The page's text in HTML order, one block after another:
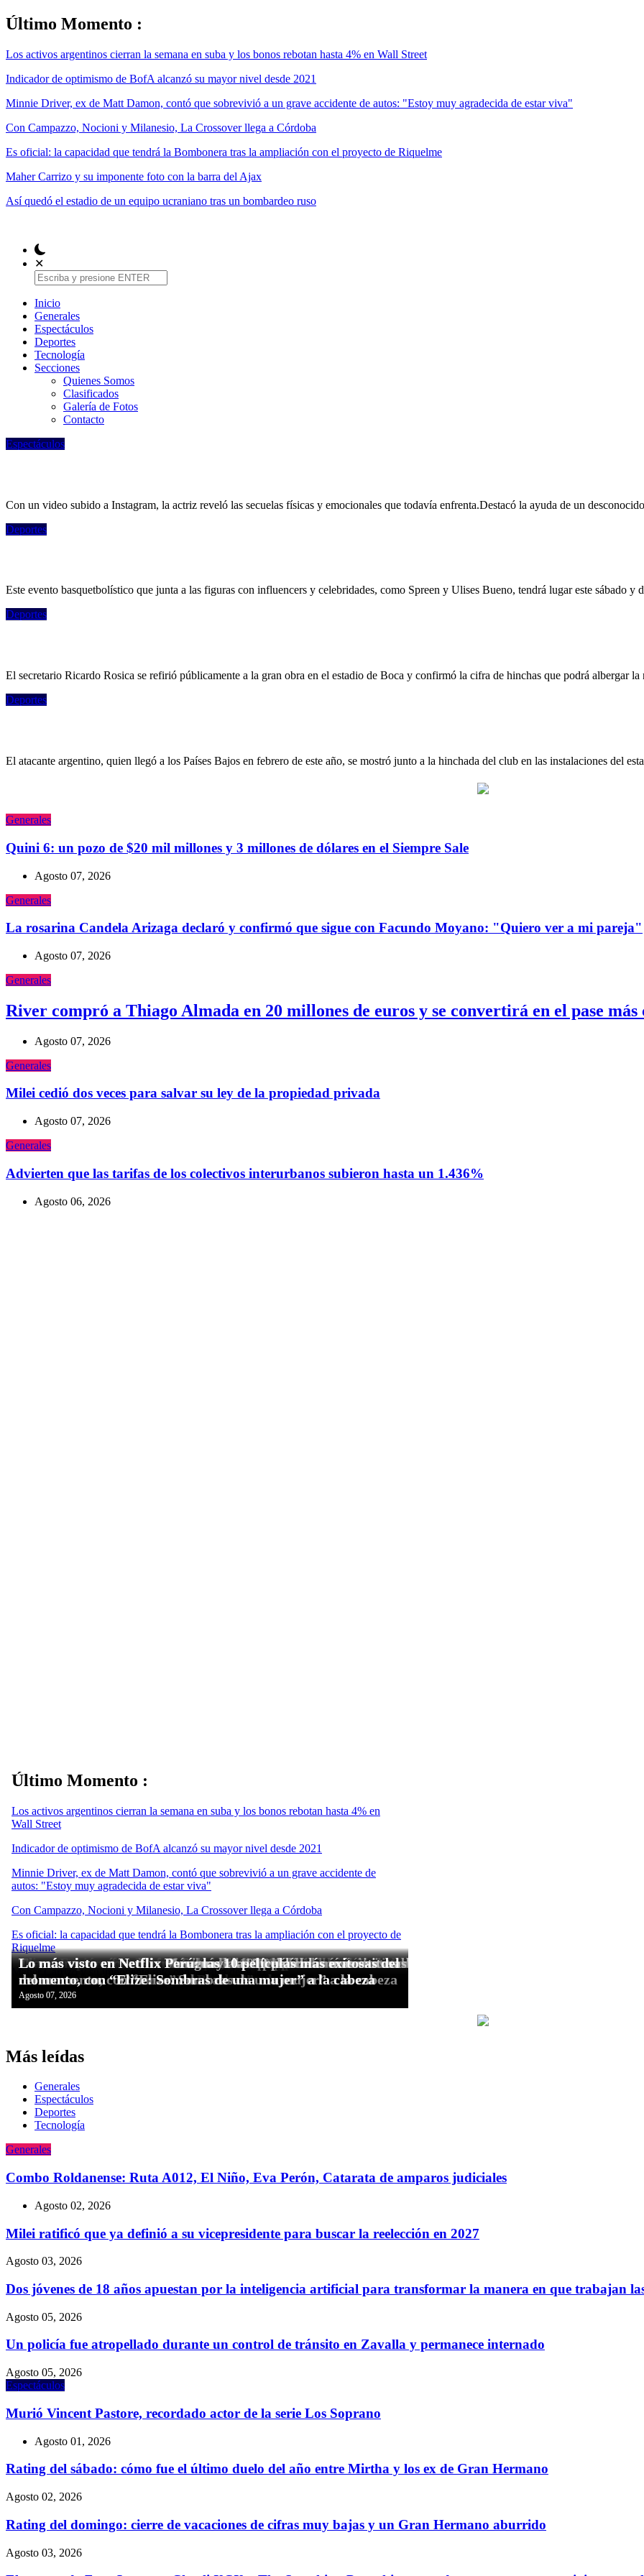
Último Momento :
Los activos argentinos cierran la semana en suba y los bonos rebotan hasta 4% en Wall Street
Indicador de optimismo de BofA alcanzó su mayor nivel desde 2021
Minnie Driver, ex de Matt Damon, contó que sobrevivió a un grave accidente de autos: "Estoy muy agradecida de estar viva"
Con Campazzo, Nocioni y Milanesio, La Crossover llega a Córdoba
Es oficial: la capacidad que tendrá la Bombonera tras la ampliación con el proyecto de Riquelme
Maher Carrizo y su imponente foto con la barra del Ajax
Así quedó el estadio de un equipo ucraniano tras un bombardeo ruso
✕
Inicio
Generales
Espectáculos
Deportes
Tecnologí­a
Secciones
Quienes Somos
Clasificados
Galería de Fotos
Contacto
Espectáculos
Con un video subido a Instagram, la actriz reveló las secuelas físicas y emocionales que todavía enfrenta.Destacó la ayuda de un
Deportes
Este evento basquetbolístico que junta a las figuras con influencers y celebridades, como Spreen y Ulises Bueno, tendrá lugar este sábado
Deportes
El secretario Ricardo Rosica se refirió públicamente a la gran obra en el estadio de Boca y confirmó la cifra de hinchas que podrá albergar la
Deportes
El atacante argentino, quien llegó a los Países Bajos en febrero de este año, se mostró junto a la hinchada del club en las instalaciones del
Generales
Quini 6: un pozo de $20 mil millones y 3 millones de dólares en el Siempre Sale
Agosto 07, 2026
Generales
La rosarina Candela Arizaga declaró y confirmó que sigue con Facundo Moyano: "Quiero ver a mi pareja"
Agosto 07, 2026
Generales
River compró a Thiago Almada en 20 millones de euros y se convertirá en el pase
Agosto 07, 2026
Generales
Milei cedió dos veces para salvar su ley de la propiedad privada
Agosto 07, 2026
Generales
Advierten que las tarifas de los colectivos interurbanos subieron hasta un 1.436%
Agosto 06, 2026
Más leídas
Generales
Espectáculos
Deportes
Tecnologí­a
Generales
Combo Roldanense: Ruta A012, El Niño, Eva Perón, Catarata de amparos judiciales
Agosto 02, 2026
Milei ratificó que ya definió a su vicepresidente para buscar la reelección en 2027
Agosto 03, 2026
Dos jóvenes de 18 años apuestan por la inteligencia artificial para transformar la manera en que trabajan
Agosto 05, 2026
Un policía fue atropellado durante un control de tránsito en Zavalla y permanece internado
Agosto 05, 2026
Espectáculos
Murió Vincent Pastore, recordado actor de la serie Los Soprano
Agosto 01, 2026
Rating del sábado: cómo fue el último duelo del año entre Mirtha y los ex de Gran Hermano
Agosto 02, 2026
Rating del domingo: cierre de vacaciones de cifras muy bajas y un Gran Hermano aburrido
Agosto 03, 2026